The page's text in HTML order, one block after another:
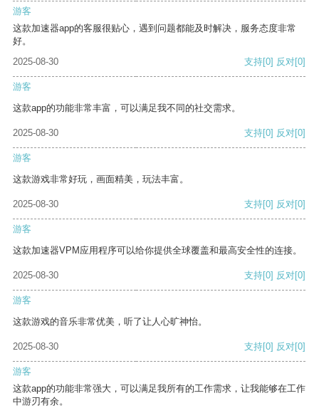
游客
这款加速器app的客服很贴心，遇到问题都能及时解决，服务态度非常
好。
2025-08-30
支持[0] 反对[0]
游客
这款app的功能非常丰富，可以满足我不同的社交需求。
2025-08-30 支持[0] 反对[0]
游客
这款游戏非常好玩，画面精美，玩法丰富。
2025-08-30 支持[0] 反对[0]
游客
这款加速器VPM应用程序可以给你提供全球覆盖和最高安全性的连接。
2025-08-30 支持[0] 反对[0]
游客
这款游戏的音乐非常优美，听了让人心旷神怡。
2025-08-30 支持[0] 反对[0]
游客
这款app的功能非常强大，可以满足我所有的工作需求，让我能够在工作
中游刃有余。